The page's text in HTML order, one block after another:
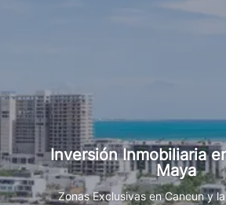
cita
186 2112
Inversión Inmobiliaria
Maya
Zonas Exclusivas en Cancun y